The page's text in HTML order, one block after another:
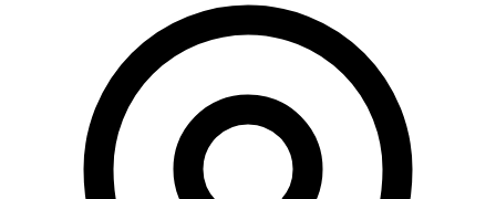
Полтавська область
Рівненська область
Сумська область
Тернопільська область
Харківська область
Херсонська область
Хмельницька область
Черкаська область